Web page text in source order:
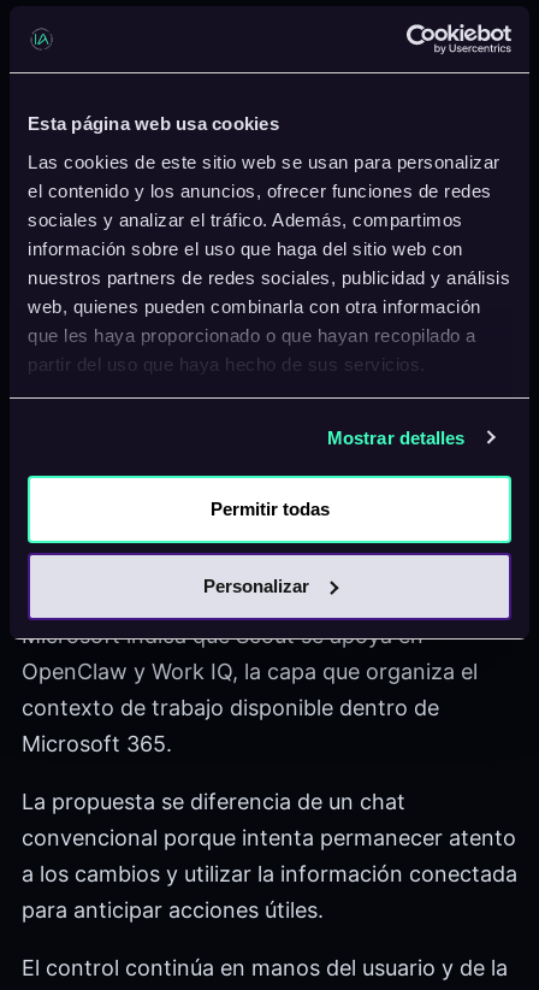
Esta página web usa cookies
Las cookies de este sitio web se usan para personalizar
el contenido y los anuncios, ofrecer funciones de redes
sociales y analizar el tráfico. Además, compartimos
información sobre el uso que haga del sitio web con
nuestros partners de redes sociales, publicidad y análisis
web, quienes pueden combinarla con otra información
que les haya proporcionado o que hayan recopilado a
partir del uso que haya hecho de sus servicios.
Mostrar detalles
Permitir todas
Personalizar
gestionar tareas de forma
proactiva.
Microsoft ha presentado Scout, un agente
personal para Microsoft 365 diseñado para
mantener contexto y actuar de forma
continuada en el trabajo diario.
Scout se conecta con servicios como Teams,
Outlook, OneDrive y SharePoint para
comprender reuniones, mensajes, archivos y
El agente puede ayudar a preparar reuniones,
detectar conflictos de calendario y atender
rutinas de trabajo sin esperar siempre una
instrucción aislada para cada paso.
Microsoft indica que Scout se apoya en
OpenClaw y Work IQ, la capa que organiza el
contexto de trabajo disponible dentro de
Microsoft 365.
La propuesta se diferencia de un chat
convencional porque intenta permanecer atento
a los cambios y utilizar la información conectada
para anticipar acciones útiles.
El control continúa en manos del usuario y de la